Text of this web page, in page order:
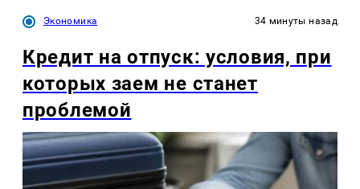
Экономика 34 минуты назад
Кредит на отпуск: условия, при
которых заем не станет
проблемой